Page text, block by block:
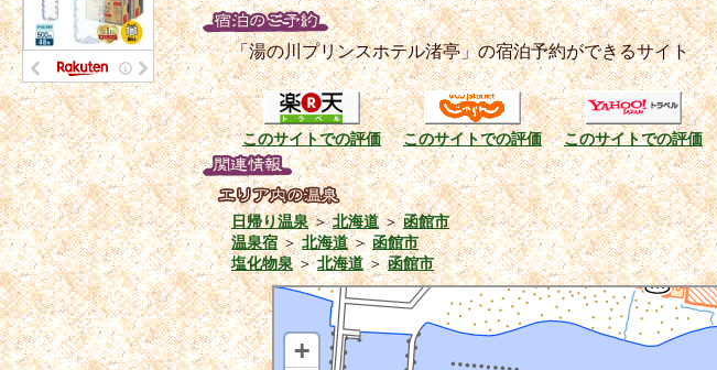
「湯の川プリンスホテル渚亭」の宿泊予約ができるサイト
このサイトでの評価 このサイトでの評価 このサイトでの評価
日帰り温泉＞北海道＞函館市
温泉宿＞北海道＞函館市
塩化物泉＞北海道＞函館市